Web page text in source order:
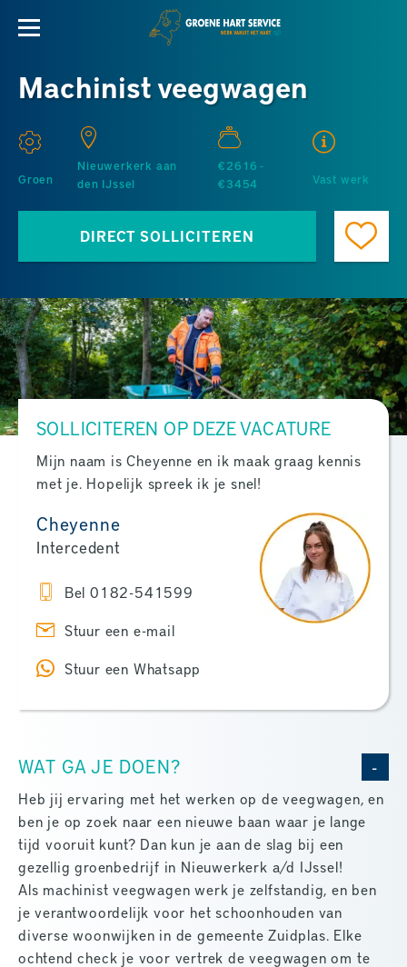
Machinist veegwagen
Groen
Nieuwerkerk aan
den IJssel
€2616 -
€3454
Vast werk
DIRECT SOLLICITEREN
SOLLICITEREN OP DEZE VACATURE
Mijn naam is Cheyenne en ik maak graag kennis
met je. Hopelijk spreek ik je snel!
Cheyenne
Intercedent
Bel 0182-541599
Stuur een e-mail
Stuur een Whatsapp
WAT GA JE DOEN?
Heb jij ervaring met het werken op de veegwagen, en
ben je op zoek naar een nieuwe baan waar je lange
tijd vooruit kunt? Dan kun je aan de slag bij een
gezellig groenbedrijf in Nieuwerkerk a/d IJssel!
Als machinist veegwagen werk je zelfstandig, en ben
je verantwoordelijk voor het schoonhouden van
diverse woonwijken in de gemeente Zuidplas. Elke
ochtend check je voor vertrek de veegwagen om te